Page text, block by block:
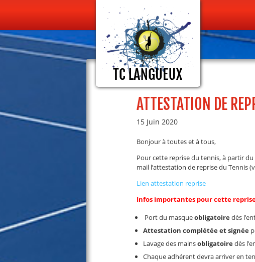
ATTESTATION DE
15 Juin 2020
Bonjour à toutes et à tous,
Pour cette reprise du tennis, à partir
mail l’attestation de reprise du Tennis
Lien attestation reprise
Infos importantes pour cette
Port du masqueobligatoiredès
Attestation complétée et signée
Lavage des mainsobligatoiredès
Chaque adhérent devra arriver en